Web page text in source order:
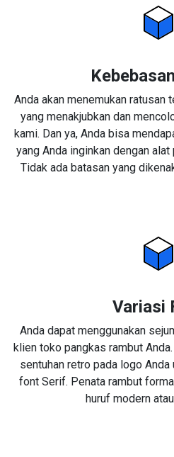
Anda akan menemukan ratusan
yang menakjubkan dan
kami. Dan ya, Anda bisa
yang Anda inginkan dengan
Tidak ada batasan yang
Variasi
Anda dapat menggunakan
klien toko pangkas rambut
sentuhan retro pada logo
font Serif. Penata rambut
huruf modern